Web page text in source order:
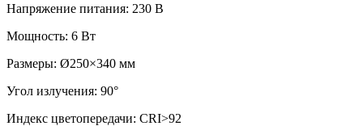
Напряжение питания: 230 В
Мощность: 6 Вт
Размеры: Ø250×340 мм
Угол излучения: 90°
Индекс цветопередачи: CRI>92